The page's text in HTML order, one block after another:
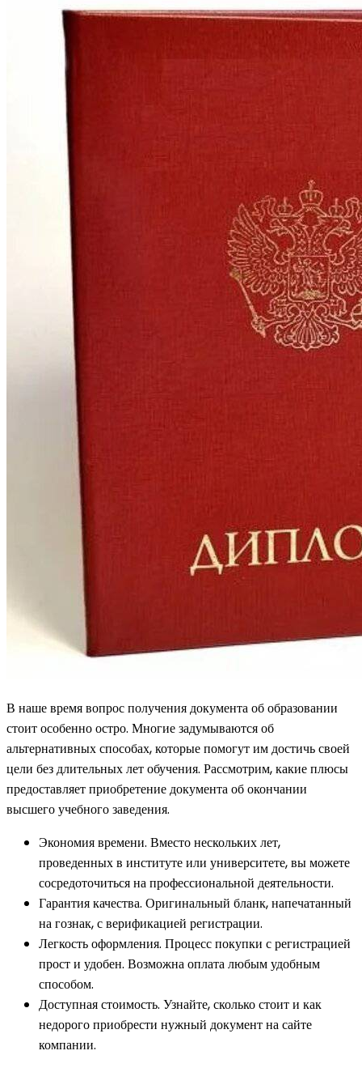
В наше время вопрос получения документа об образовании
стоит особенно остро. Многие задумываются об
альтернативных способах, которые помогут им достичь своей
цели без длительных лет обучения. Рассмотрим, какие плюсы
предоставляет приобретение документа об окончании
высшего учебного заведения.
Экономия времени. Вместо нескольких лет,
проведенных в институте или университете, вы можете
сосредоточиться на профессиональной деятельности.
Гарантия качества. Оригинальный бланк, напечатанный
на гознак, с верификацией регистрации.
Легкость оформления. Процесс покупки с регистрацией
прост и удобен. Возможна оплата любым удобным
способом.
Доступная стоимость. Узнайте, сколько стоит и как
недорого приобрести нужный документ на сайте
компании.